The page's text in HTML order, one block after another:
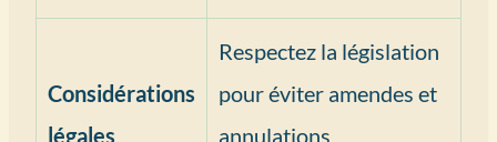
Considérations
légales
Respectez la législation
pour éviter amendes et
annulations